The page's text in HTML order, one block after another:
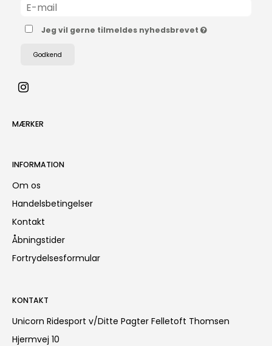
Jeg vil gerne tilmeldes nyhedsbrevet
Godkend
MÆRKER
INFORMATION
Om os
Handelsbetingelser
Kontakt
Åbningstider
Fortrydelsesformular
KONTAKT
Unicorn Ridesport v/Ditte Pagter Felletoft Thomsen
Hjermvej 10